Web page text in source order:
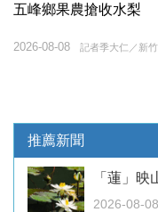
五峰鄉果農搶收水梨
記者季大仁／新
2026-08-08
推薦新聞
「蓮」
2026-08-